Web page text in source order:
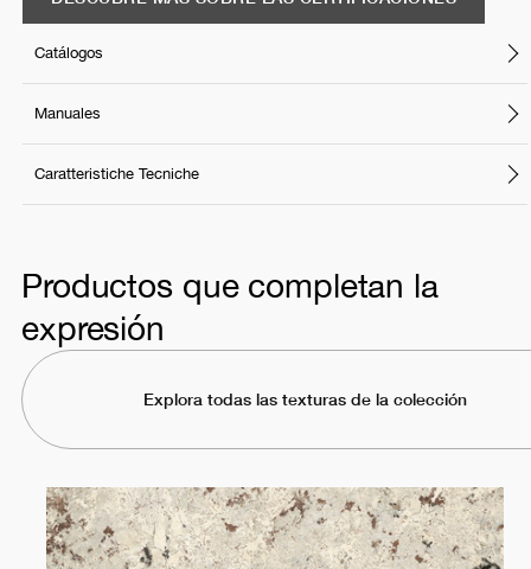
Catálogos
Manuales
Caratteristiche Tecniche
Productos que completan la
expresión
Explora todas las texturas de la colección